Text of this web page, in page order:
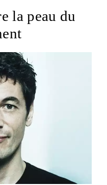
la peau du